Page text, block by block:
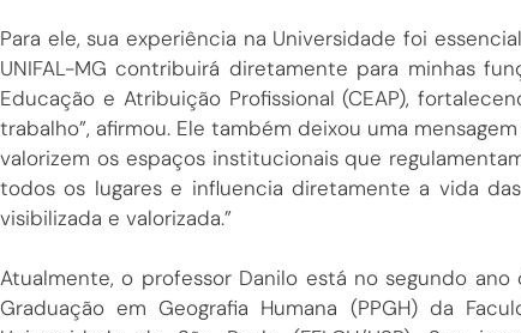
Para ele, sua experiência na Universidade foi
UNIFAL-MG contribuirá diretamente para minhas
Educação e Atribuição Profissional (CEAP),
trabalho”, afirmou. Ele também deixou uma
valorizem os espaços institucionais que
todos os lugares e influencia diretamente a vida
visibilizada e valorizada.”
Atualmente, o professor Danilo está no segundo
Graduação em Geografia Humana (PPGH) da